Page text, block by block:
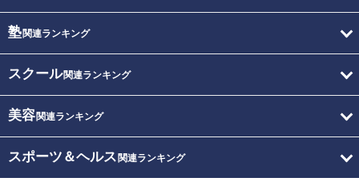
塾関連ランキング
スクール関連ランキング
美容関連ランキング
スポーツ＆ヘルス 関連ランキング